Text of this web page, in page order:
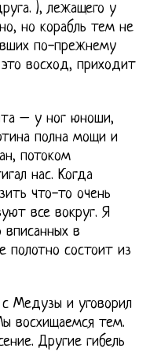
), лежащего у
но корабль тем не
по-прежнему
восход, приходит
– у ног юноши,
полна мощи и
потоком
нас. Когда
что-то очень
все вокруг. Я
вписанных в
полотно состоит из
Медузы и уговорил
восхищаемся тем.
Другие гибель